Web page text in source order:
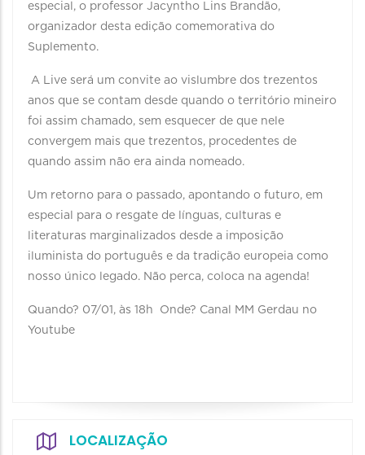
especial, o professor Jacyntho Lins Brandão,
organizador desta edição comemorativa do
Suplemento.⁣⁣ ⁣⁣ ⁣⁣
A Live será um convite ao vislumbre dos trezentos
anos que se contam desde quando o território mineiro
foi assim chamado, sem esquecer de que nele
convergem mais que trezentos, procedentes de
quando assim não era ainda nomeado.
Um retorno para o passado, apontando o futuro, em
especial para o resgate de línguas, culturas e
literaturas marginalizados desde a imposição
iluminista do português e da tradição europeia como
nosso único legado. Não perca, coloca na agenda!⁣⁣ ⁣⁣ ⁣⁣
Quando? 07/01, às 18h⁣⁣ Onde? Canal MM Gerdau no
Youtube
LOCALIZAÇÃO